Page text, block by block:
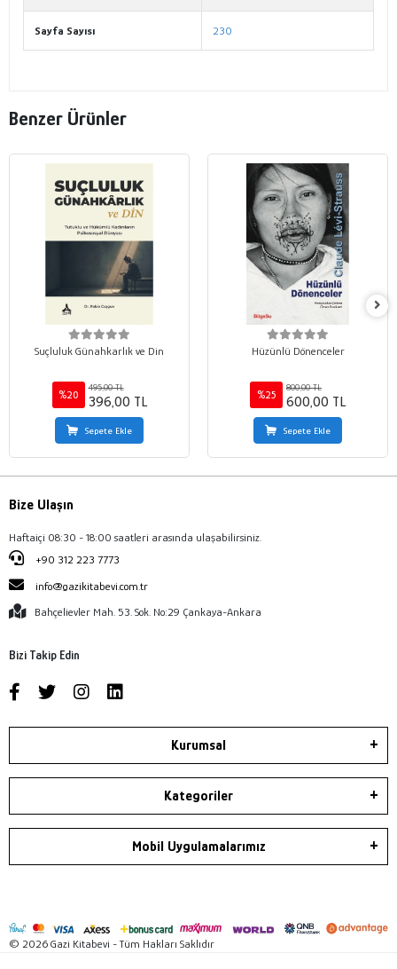
Sayfa Sayısı 230
Benzer Ürünler
Suçluluk Günahkarlık ve Din
%20
495,00 TL
396,00 TL
Sepete Ekle
Hüzünlü Dönenceler
%25
800,00 TL
600,00 TL
Sepete Ekle
Bize Ulaşın
Haftaiçi 08:30 - 18:00 saatleri arasında ulaşabilirsiniz.
+90 312 223 7773
info@gazikitabevi.com.tr
Bahçelievler Mah. 53. Sok. No:29 Çankaya-Ankara
Bizi Takip Edin
Kurumsal
Kategoriler
Mobil Uygulamalarımız
© 2026 Gazi Kitabevi - Tüm Hakları Saklıdır